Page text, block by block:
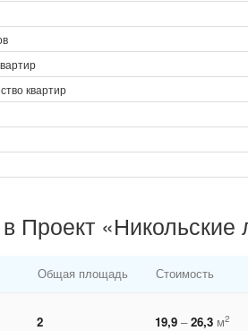
квартир
Проект
Общая площадь Стоимость
2 19,9 –26,3 м2